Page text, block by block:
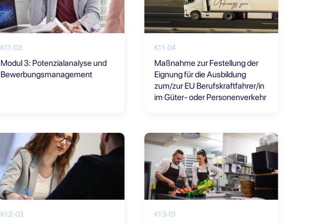
K1.1-03
Modul 3: Potenzialanalyse und
Bewerbungsmanagement
K1.1-04
Maßnahme zur Festellung der
Eignung für die Ausbildung
zum/zur EU Berufskraftfahrer/in
im Güter- oder Personenverkehr
K1.2-03 K1.3-01